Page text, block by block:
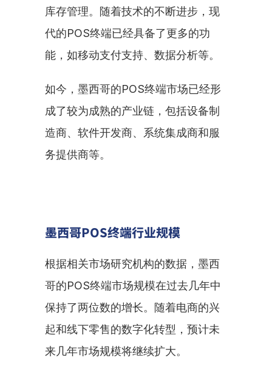
库存管理。随着技术的不断进步，现
代的POS终端已经具备了更多的功
能，如移动支付支持、数据分析等。
如今，墨西哥的POS终端市场已经形
成了较为成熟的产业链，包括设备制
造商、软件开发商、系统集成商和服
务提供商等。
墨西哥POS终端行业规模
根据相关市场研究机构的数据，墨西
哥的POS终端市场规模在过去几年中
保持了两位数的增长。随着电商的兴
起和线下零售的数字化转型，预计未
来几年市场规模将继续扩大。